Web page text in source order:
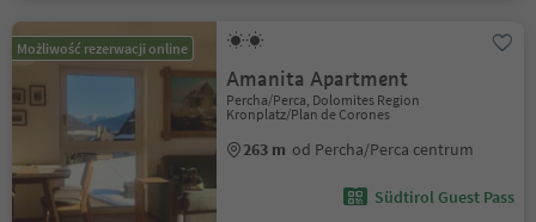
Możliwość rezerwacji online
Amanita Apartment
Percha/Perca, Dolomites Region
Kronplatz/Plan de Corones
263 m od Percha/Perca centrum
Südtirol Guest Pass